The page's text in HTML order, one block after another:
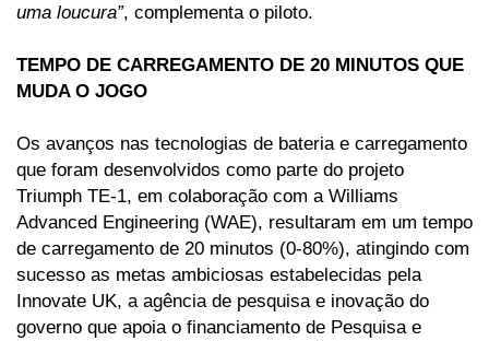
uma loucura”, complementa o piloto.
TEMPO DE CARREGAMENTO DE 20 MINUTOS QUE
MUDA O JOGO
Os avanços nas tecnologias de bateria e carregamento
que foram desenvolvidos como parte do projeto
Triumph TE-1, em colaboração com a Williams
Advanced Engineering (WAE), resultaram em um tempo
de carregamento de 20 minutos (0-80%), atingindo com
sucesso as metas ambiciosas estabelecidas pela
Innovate UK, a agência de pesquisa e inovação do
governo que apoia o financiamento de Pesquisa e